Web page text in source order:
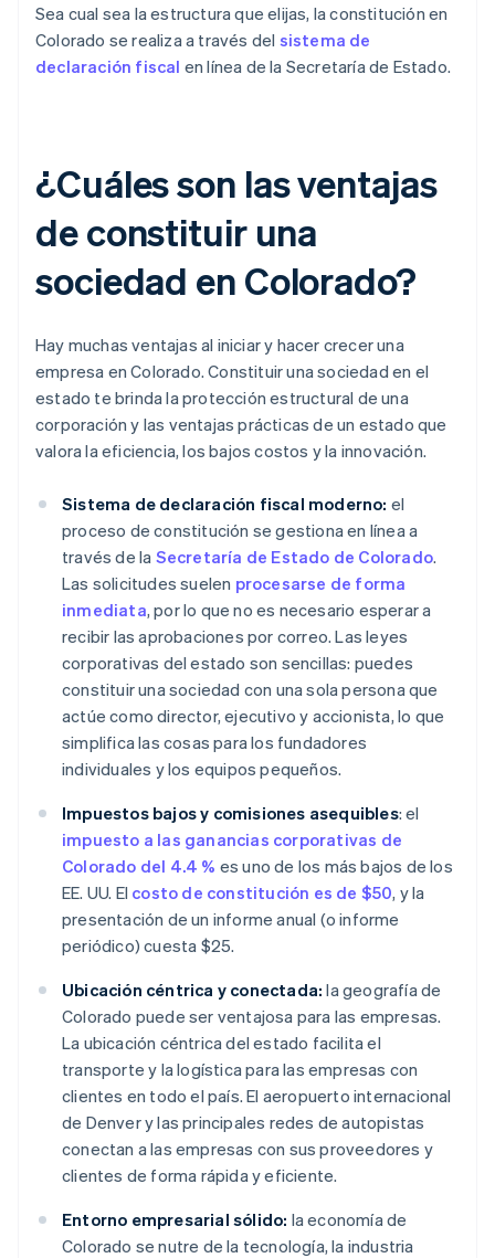
Sea cual sea la estructura que elijas, la constitución en
Colorado se realiza a través del sistema de
declaración fiscal en línea de la Secretaría de Estado.
¿Cuáles son las ventajas
de constituir una
sociedad en Colorado?
Hay muchas ventajas al iniciar y hacer crecer una
empresa en Colorado. Constituir una sociedad en el
estado te brinda la protección estructural de una
corporación y las ventajas prácticas de un estado que
valora la eficiencia, los bajos costos y la innovación.
Sistema de declaración fiscal moderno: el
proceso de constitución se gestiona en línea a
través de la Secretaría de Estado de Colorado.
Las solicitudes suelen procesarse de forma
inmediata, por lo que no es necesario esperar a
recibir las aprobaciones por correo. Las leyes
corporativas del estado son sencillas: puedes
constituir una sociedad con una sola persona que
actúe como director, ejecutivo y accionista, lo que
simplifica las cosas para los fundadores
individuales y los equipos pequeños.
Impuestos bajos y comisiones asequibles: el
impuesto a las ganancias corporativas de
Colorado del 4.4 % es uno de los más bajos de los
EE. UU. El costo de constitución es de $50, y la
presentación de un informe anual (o informe
periódico) cuesta $25.
Ubicación céntrica y conectada: la geografía de
Colorado puede ser ventajosa para las empresas.
La ubicación céntrica del estado facilita el
transporte y la logística para las empresas con
clientes en todo el país. El aeropuerto internacional
de Denver y las principales redes de autopistas
conectan a las empresas con sus proveedores y
clientes de forma rápida y eficiente.
Entorno empresarial sólido: la economía de
Colorado se nutre de la tecnología, la industria